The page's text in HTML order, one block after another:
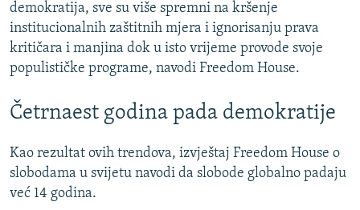
demokratija, sve su više spremni na kršenje
institucionalnih zaštitnih mjera i ignorisanju prava
kritičara i manjina dok u isto vrijeme provode svoje
populističke programe, navodi Freedom House.
Četrnaest godina pada demokratije
Kao rezultat ovih trendova, izvještaj Freedom House o
slobodama u svijetu navodi da slobode globalno padaju
već 14 godina.